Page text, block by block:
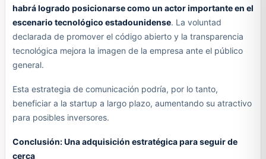
habrá logrado posicionarse como un actor importante en el
escenario tecnológico estadounidense. La voluntad
declarada de promover el código abierto y la transparencia
tecnológica mejora la imagen de la empresa ante el público
general.
Esta estrategia de comunicación podría, por lo tanto,
beneficiar a la startup a largo plazo, aumentando su atractivo
para posibles inversores.
Conclusión: Una adquisición estratégica para seguir de
cerca